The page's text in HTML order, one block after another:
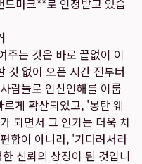
마크**로 인정받고 있습
주는 것은 바로 끝없이 이
것 없이 오픈 시간 전부터
람들로 인산인해를 이룹
게 확산되었고, '몽탄 웨
되면서 그 인기는 더욱 치
함이 아니라, '기다려서라
신뢰의 상징이 된 것입니